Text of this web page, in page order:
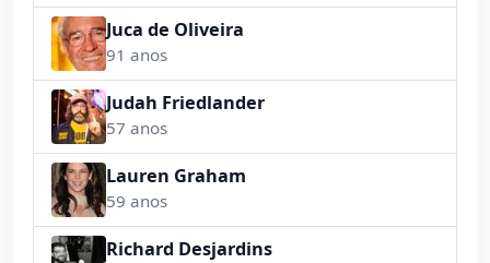
Juca de Oliveira
91 anos
Judah Friedlander
57 anos
Lauren Graham
59 anos
Richard Desjardins